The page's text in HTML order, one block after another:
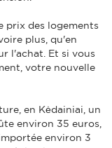
prix des logements
plus, qu'en
l'achat. Et si vous
votre nouvelle
en Kėdainiai, un
environ 35 euros,
environ 3